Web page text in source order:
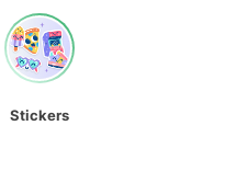
Stickers